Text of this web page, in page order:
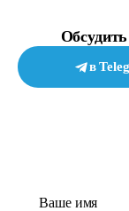
в
Ваше имя